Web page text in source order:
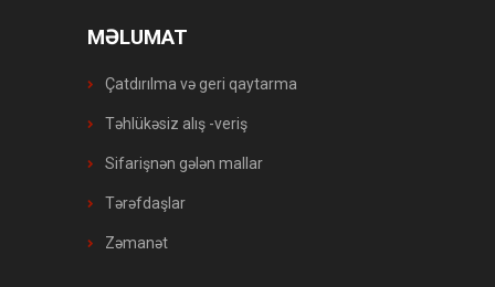
MƏLUMAT
Çatdırılma və geri qaytarma
Təhlükəsiz alış -veriş
Sifarişnən gələn mallar
Tərəfdaşlar
Zəmanət